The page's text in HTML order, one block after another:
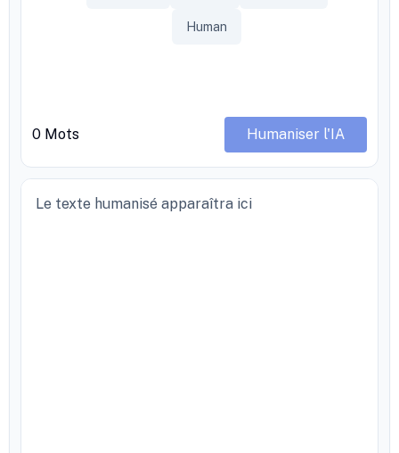
Human
0 Mots Humaniser l'IA
Le texte humanisé apparaîtra ici